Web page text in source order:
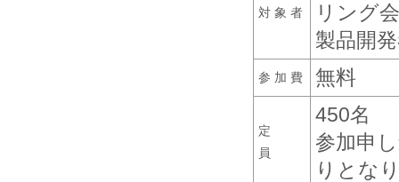
対 象 者
リング
製品開
参 加 費 無料
定
員
450名
参加申
りとな